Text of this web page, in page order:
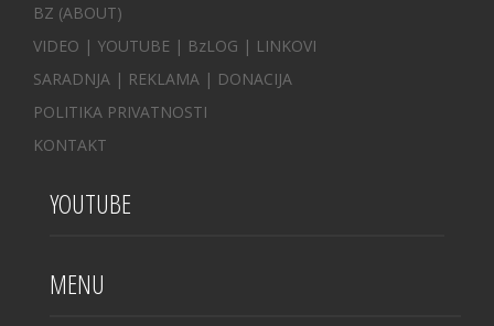
BZ (ABOUT)
VIDEO | YOUTUBE | BzLOG | LINKOVI
SARADNJA | REKLAMA | DONACIJA
POLITIKA PRIVATNOSTI
KONTAKT
YOUTUBE
MENU